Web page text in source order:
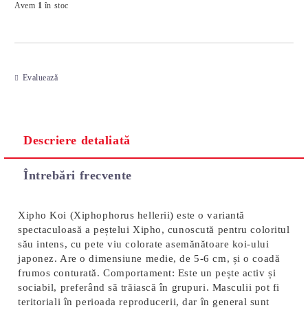
Avem 1 în stoc
Evaluează
Descriere detaliată
Întrebări frecvente
Xipho Koi (Xiphophorus hellerii) este o variantă
spectaculoasă a peștelui Xipho, cunoscută pentru coloritul
său intens, cu pete viu colorate asemănătoare koi-ului
japonez. Are o dimensiune medie, de 5-6 cm, și o coadă
frumos conturată. Comportament: Este un pește activ și
sociabil, preferând să trăiască în grupuri. Masculii pot fi
teritoriali în perioada reproducerii, dar în general sunt